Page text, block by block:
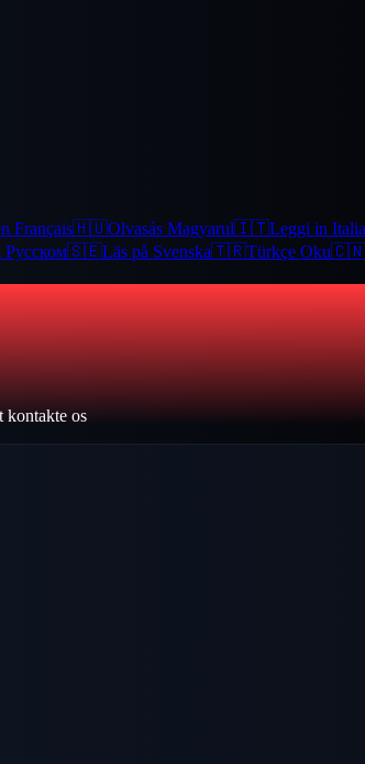
Français🇭🇺Olvasás Magyarul🇮🇹Leggi in
Русском🇸🇪Läs på Svenska🇹🇷Türkçe Oku🇨🇳
kontakte os